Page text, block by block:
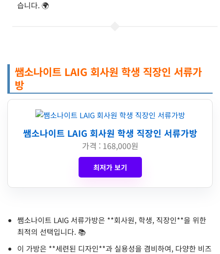
습니다. 🌍
쌤소나이트 LAIG 회사원 학생 직장인 서류가
방
쌤소나이트 LAIG 회사원 학생 직장인 서류가방
가격 : 168,000원
최저가 보기
쌤소나이트 LAIG 서류가방은 **회사원, 학생, 직장인**을 위한
최적의 선택입니다. 📚
이 가방은 **세련된 디자인**과 실용성을 겸비하여, 다양한 비즈